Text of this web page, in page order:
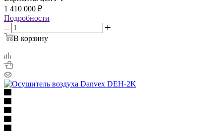
1 410 000 ₽
Подробности
В корзину